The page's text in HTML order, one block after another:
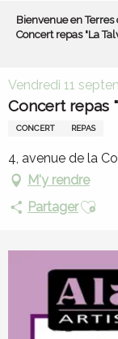
Bienvenue en Terres
Concert repas "La
Vendredi 11
Concert repas
CONCERT REPAS
4, avenue de la
M'y rendre
Partager